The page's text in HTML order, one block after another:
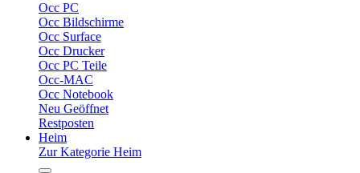
Occ PC
Occ Bildschirme
Occ Surface
Occ Drucker
Occ PC Teile
Occ-MAC
Occ Notebook
Neu Geöffnet
Restposten
Heim
Zur Kategorie Heim